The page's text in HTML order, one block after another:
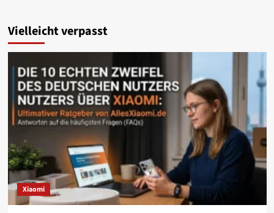
Vielleicht verpasst
Xiaomi